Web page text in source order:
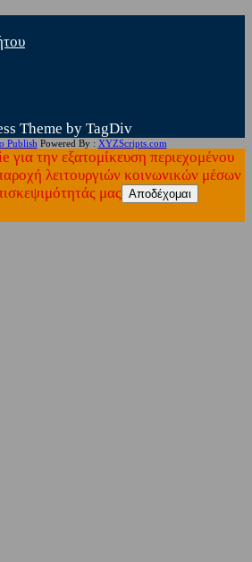
Theme by TagDiv
Publish Powered By : XYZScripts.com
την εξατομίκευση περιεχομένου
λειτουργιών κοινωνικών μέσων
μας Αποδέχομαι